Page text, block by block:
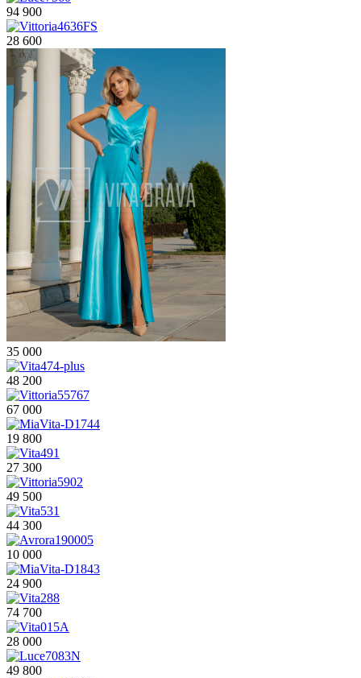
94 900
28 600
35 000
48 200
67 000
19 800
27 300
49 500
44 300
10 000
24 900
74 700
28 000
49 800